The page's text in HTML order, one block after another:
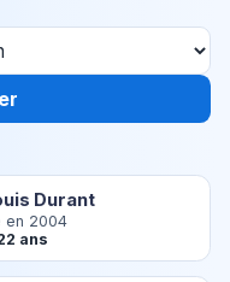
Durant
en 2004
ans